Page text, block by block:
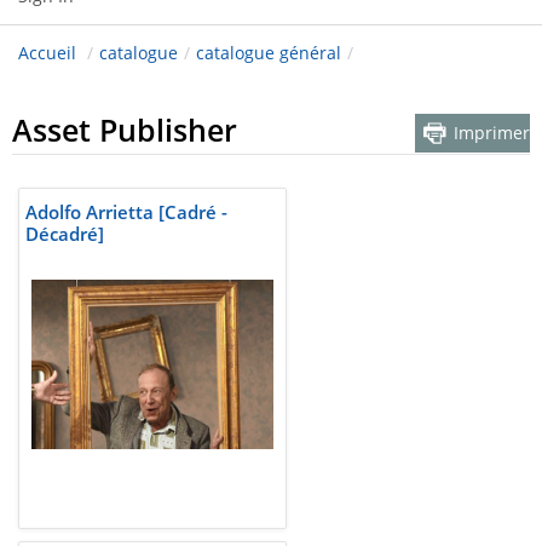
Accueil / catalogue / catalogue général /
Asset Publisher Imprimer
Adolfo Arrietta [Cadré -
Décadré]